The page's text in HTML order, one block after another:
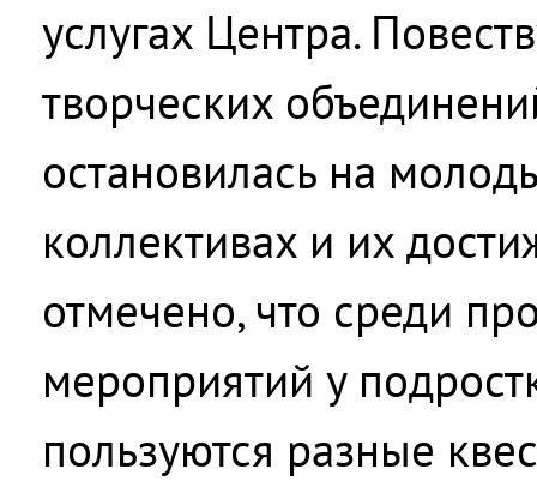
услугах Центра.
творческих
остановилась на
коллективах и их
отмечено, что среди
мероприятий у
пользуются разные